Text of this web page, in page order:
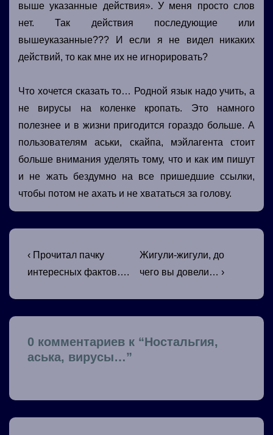
выше указанные действия». У меня просто слов
нет. Так действия последующие или
вышеуказанные??? И если я не видел никаких
действий, то как мне их не игнорировать?
Что хочется сказать то… Родной язык надо учить, а
не вирусы на коленке кропать. Это намного
полезнее и в жизни пригодится гораздо больше. А
пользователям аськи, скайпа, мэйлагента стоит
больше внимания уделять тому, что и как им пишут
и не жать бездумно на все пришедшие ссылки,
чтобы потом не ахать и не хвататься за голову.
Навигация
по
записям
Предыдущая
запись
‹ Прочитал пачку
интересных фактов….
Следующая
запись
Жигули-жигули, до
чего вы довели… ›
0 комментариев к “Ностальгия,
аська, вирусы…”